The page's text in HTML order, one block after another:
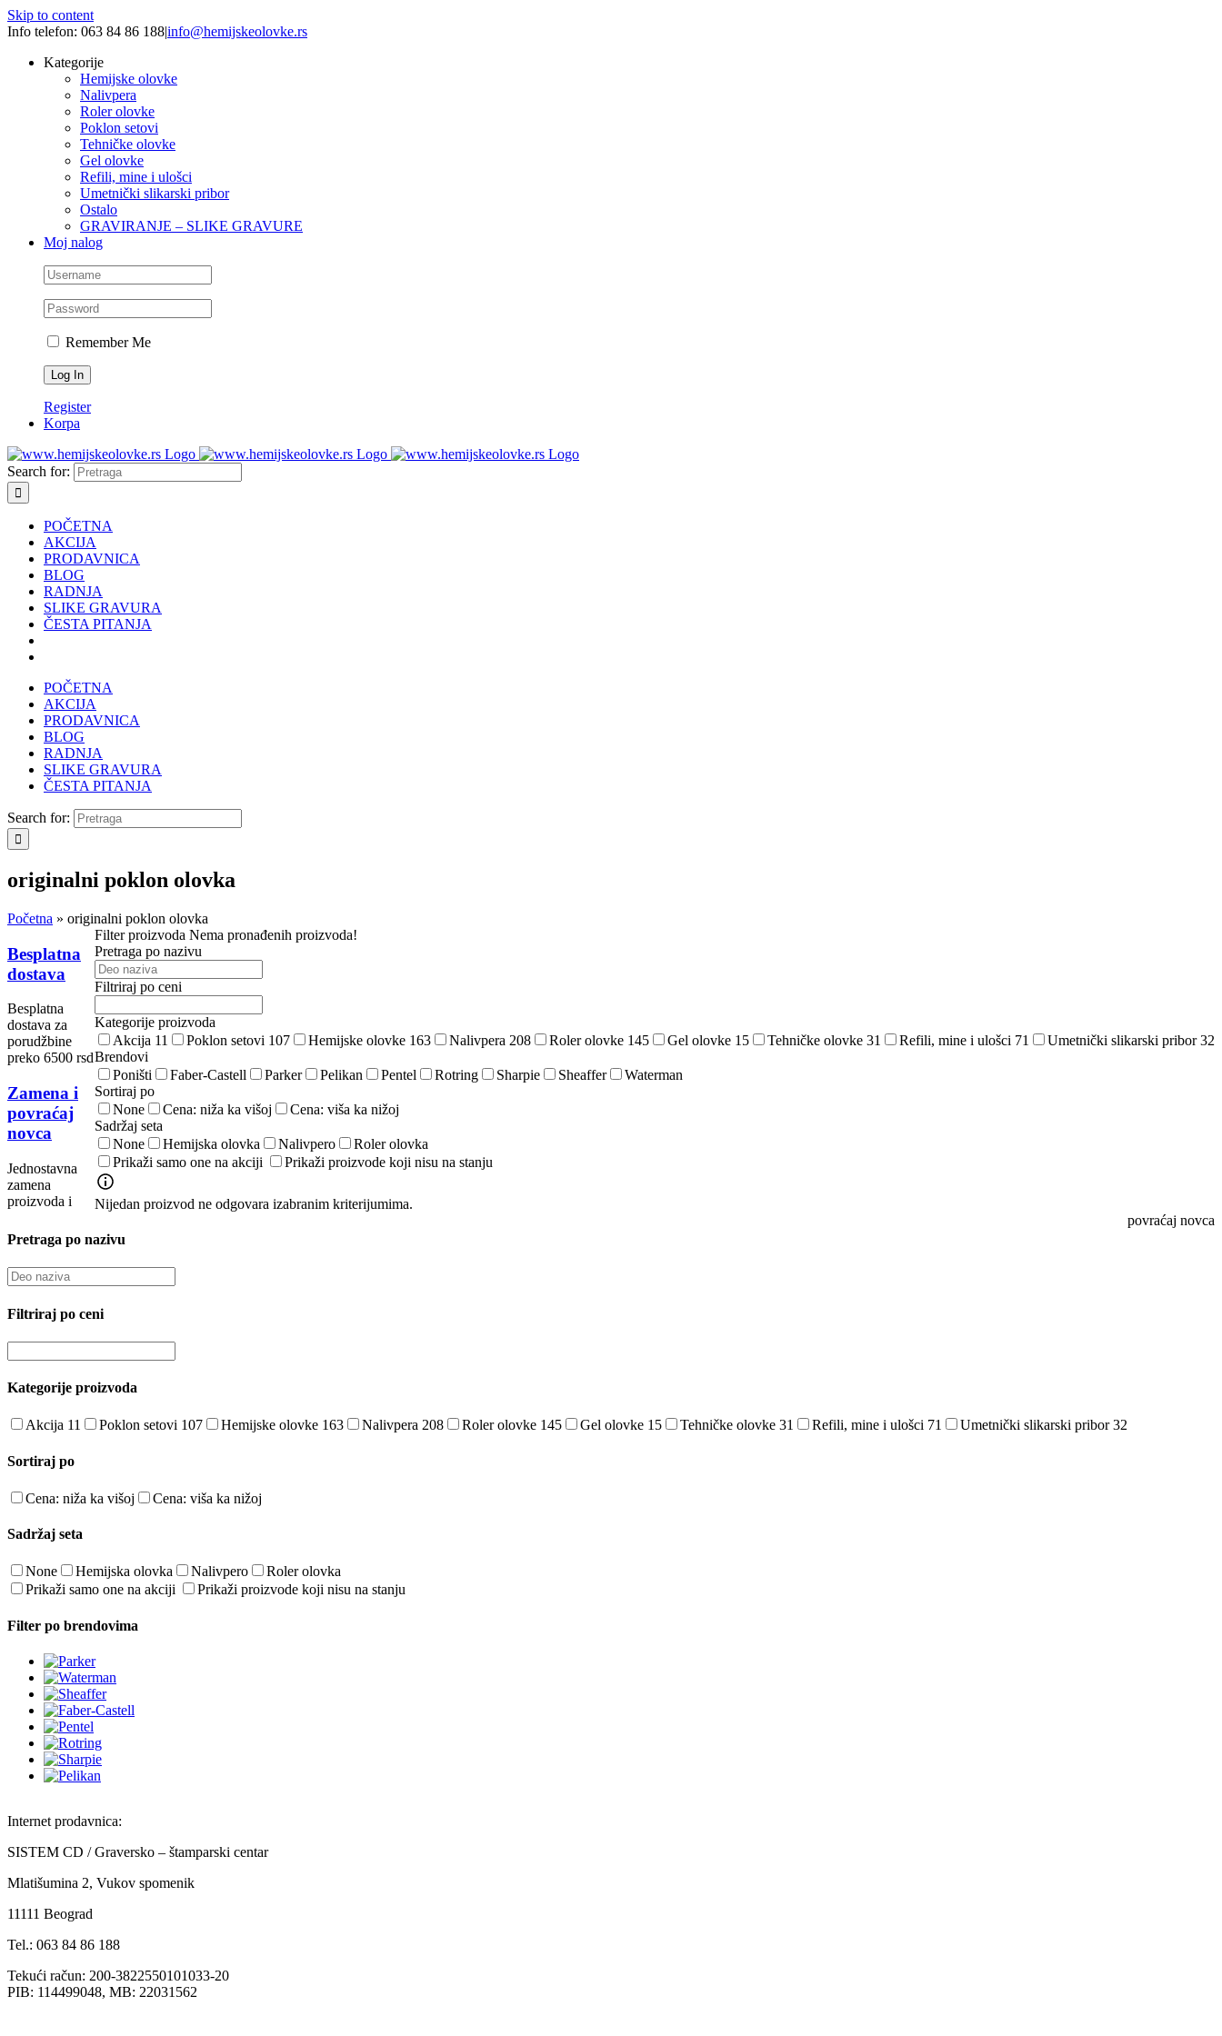
Skip to content
Info telefon: 063 84 86 188|info@hemijskeolovke.rs
Kategorije
Hemijske olovke
Nalivpera
Roler olovke
Poklon setovi
Tehničke olovke
Gel olovke
Refili, mine i ulošci
Umetnički slikarski pribor
Ostalo
GRAVIRANJE – SLIKE GRAVURE
Moj nalog
Remember Me
Register
Korpa
Search for:
POČETNA
AKCIJA
PRODAVNICA
BLOG
RADNJA
SLIKE GRAVURA
ČESTA PITANJA
POČETNA
AKCIJA
PRODAVNICA
BLOG
RADNJA
SLIKE GRAVURA
ČESTA PITANJA
Search for:
originalni poklon olovka
Početna » originalni poklon olovka
Filter proizvoda Nema pronađenih proizvoda!
Pretraga po nazivu
Filtriraj po ceni
Kategorije proizvoda
Akcija 11 Poklon setovi 107 Hemijske olovke 163 Nalivpera 208 Roler olovke 145 Gel olovke 15 Tehničke olovke 31 Refili, mine i ulošci 71 Umetnički slikarski pribor32
Brendovi
Poništi
Faber-Castell Parker Pelikan Pentel Rotring Sharpie Sheaffer
Waterman
Sortiraj po
None
Cena: niža ka višoj
Cena: viša ka nižoj
Sadržaj seta
None
Hemijska olovka Nalivpero
Roler olovka
Prikaži samo one na akciji
Prikaži proizvode koji nisu na stanju
Nijedan proizvod ne odgovara izabranim kriterijumima.
Pretraga po nazivu
Filtriraj po ceni
Kategorije proizvoda
Akcija 11 Poklon setovi 107 Hemijske olovke 163 Nalivpera 208 Roler olovke 145 Gel olovke 15 Tehničke olovke 31 Refili, mine i ulošci 71 Umetnički slikarski pribor32
Sortiraj po
Cena: niža ka višoj Cena: viša ka nižoj
Sadržaj seta
None Hemijska olovka Nalivpero
Roler olovka
Prikaži samo one na akciji
Prikaži proizvode koji nisu na stanju
Filter po brendovima
Besplatna
dostava
Besplatna
dostava za
porudžbine
preko 6500 rsd
Zamena i
povraćaj
novca
Jednostavna
zamena
proizvoda i
povraćaj novca
Internet prodavnica:
SISTEM CD / Graversko – štamparski centar
Mlatišumina 2, Vukov spomenik
11111 Beograd
Tel.: 063 84 86 188
Tekući račun: 200-3822550101033-20
PIB: 114499048, MB: 22031562